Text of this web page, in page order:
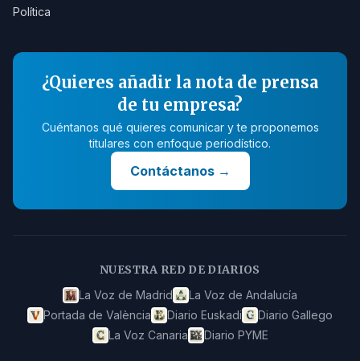
Política
¿Quieres añadir la nota de prensa
de tu empresa?
Cuéntanos qué quieres comunicar y te proponemos
titulares con enfoque periodístico.
Contáctanos→
NUESTRA RED DE DIARIOS
La Voz de Madrid
La Voz de Andalucía
Portada de València
Diario Euskadi
Diario Gallego
La Voz Canaria
Diario PYME